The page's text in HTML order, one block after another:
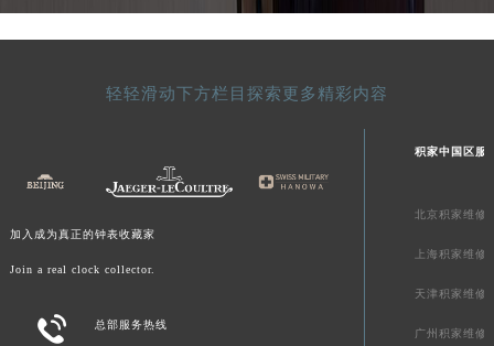
轻轻滑动下方栏目探索更多精彩内容
加入成为真正的钟表收藏家
Join a real clock collector.
 总部服务热线
积家中国区服
北京积家维修
上海积家维修
天津积家维修
广州积家维修